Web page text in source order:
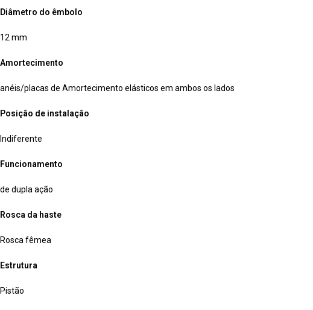
Diâmetro do êmbolo
12 mm
Amortecimento
anéis/placas de Amortecimento elásticos em ambos os lados
Posição de instalação
Indiferente
Funcionamento
de dupla ação
Rosca da haste
Rosca fêmea
Estrutura
Pistão